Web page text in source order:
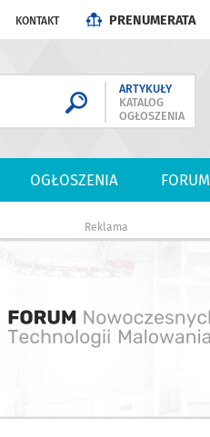
KONTAKT PRENUMERATA
ARTYKUŁY
KATALOG
OGŁOSZENIA
OGŁOSZENIA FORUM
Reklama